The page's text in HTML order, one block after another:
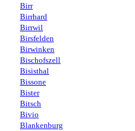
Birr
Birrhard
Birrwil
Birsfelden
Birwinken
Bischofszell
Bisisthal
Bissone
Bister
Bitsch
Bivio
Blankenburg